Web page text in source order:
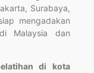
Surabaya,
mengadakan
Malaysia dan
di kota